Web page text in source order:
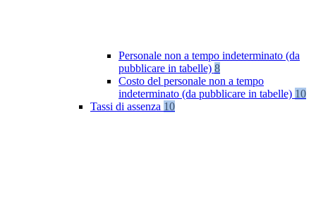
Personale non a tempo indeterminato (da
pubblicare in tabelle) 8
Costo del personale non a tempo
indeterminato (da pubblicare in tabelle) 10
Tassi di assenza 10